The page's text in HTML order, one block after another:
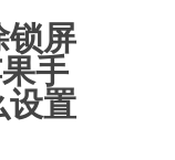
锁屏
手
设置